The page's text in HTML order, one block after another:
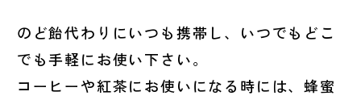
のど飴代わりにいつも携帯し、いつでもどこ
でも手軽にお使い下さい。
コーヒーや紅茶にお使いになる時には、蜂蜜